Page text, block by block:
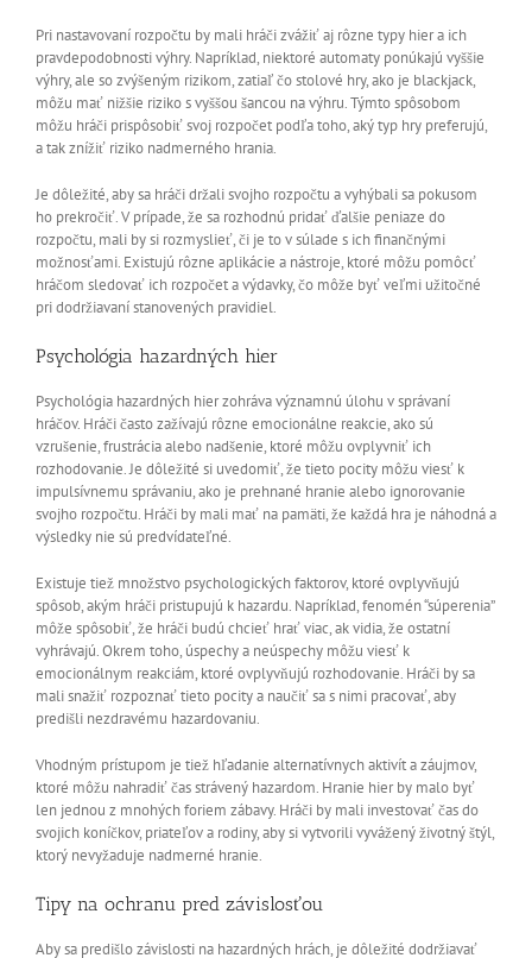
Pri nastavovaní rozpočtu by mali hráči zvážiť aj rôzne typy hier a ich
pravdepodobnosti výhry. Napríklad, niektoré automaty ponúkajú vyššie
výhry, ale so zvýšeným rizikom, zatiaľ čo stolové hry, ako je blackjack,
môžu mať nižšie riziko s vyššou šancou na výhru. Týmto spôsobom
môžu hráči prispôsobiť svoj rozpočet podľa toho, aký typ hry preferujú,
a tak znížiť riziko nadmerného hrania.
Je dôležité, aby sa hráči držali svojho rozpočtu a vyhýbali sa pokusom
ho prekročiť. V prípade, že sa rozhodnú pridať ďalšie peniaze do
rozpočtu, mali by si rozmyslieť, či je to v súlade s ich finančnými
možnosťami. Existujú rôzne aplikácie a nástroje, ktoré môžu pomôcť
hráčom sledovať ich rozpočet a výdavky, čo môže byť veľmi užitočné
pri dodržiavaní stanovených pravidiel.
Psychológia hazardných hier
Psychológia hazardných hier zohráva významnú úlohu v správaní
hráčov. Hráči často zažívajú rôzne emocionálne reakcie, ako sú
vzrušenie, frustrácia alebo nadšenie, ktoré môžu ovplyvniť ich
rozhodovanie. Je dôležité si uvedomiť, že tieto pocity môžu viesť k
impulsívnemu správaniu, ako je prehnané hranie alebo ignorovanie
svojho rozpočtu. Hráči by mali mať na pamäti, že každá hra je náhodná a
výsledky nie sú predvídateľné.
Existuje tiež množstvo psychologických faktorov, ktoré ovplyvňujú
spôsob, akým hráči pristupujú k hazardu. Napríklad, fenomén “súperenia”
môže spôsobiť, že hráči budú chcieť hrať viac, ak vidia, že ostatní
vyhrávajú. Okrem toho, úspechy a neúspechy môžu viesť k
emocionálnym reakciám, ktoré ovplyvňujú rozhodovanie. Hráči by sa
mali snažiť rozpoznať tieto pocity a naučiť sa s nimi pracovať, aby
predišli nezdravému hazardovaniu.
Vhodným prístupom je tiež hľadanie alternatívnych aktivít a záujmov,
ktoré môžu nahradiť čas strávený hazardom. Hranie hier by malo byť
len jednou z mnohých foriem zábavy. Hráči by mali investovať čas do
svojich koníčkov, priateľov a rodiny, aby si vytvorili vyvážený životný štýl,
ktorý nevyžaduje nadmerné hranie.
Tipy na ochranu pred závislosťou
Aby sa predišlo závislosti na hazardných hrách, je dôležité dodržiavať